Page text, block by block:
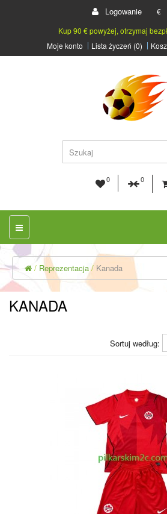
Logowanie
€
Kup 90 € powyżej, otrzymaj
Moje konto
Lista życzeń (0)
0 0
Reprezentacja Kanada
KANADA
Sortuj według: